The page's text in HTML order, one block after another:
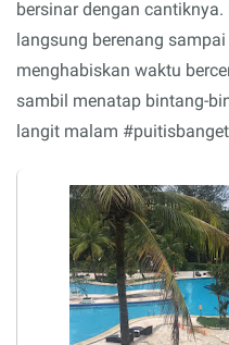
bersinar dengan
langsung berenang
menghabiskan waktu
sambil menatap bintang-
langit malam